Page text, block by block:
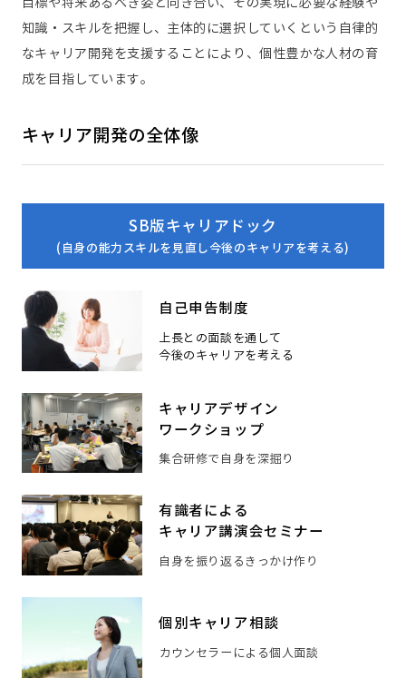
知識・スキルを把握し、主体的に選択していくという自律的
なキャリア開発を支援することにより、個性豊かな人材の育
成を目指しています。
キャリア開発の全体像
SB版キャリアドック
(自身の能力スキルを見直し今後のキャリアを考える)
自己申告制度
上長との面談を通して
今後のキャリアを考える
キャリアデザイン
ワークショップ
集合研修で自身を深掘り
有識者による
キャリア講演会セミナー
自身を振り返るきっかけ作り
個別キャリア相談
カウンセラーによる個人面談